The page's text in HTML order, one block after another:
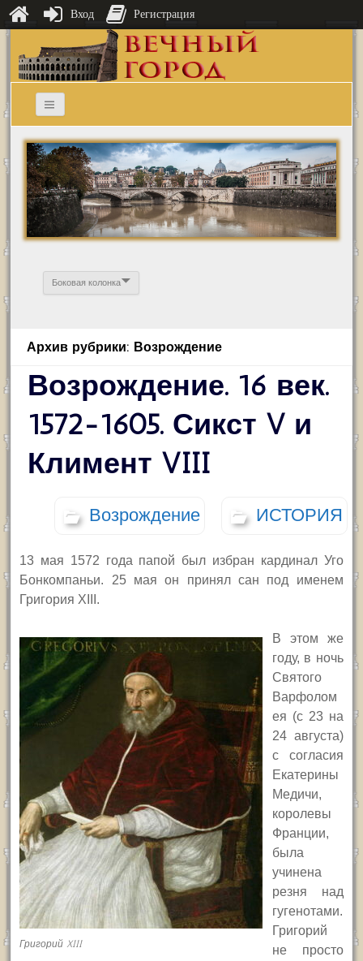
Боковая колонка
Архив рубрики: Возрождение
Возрождение. 16 век.
1572-1605. Сикст V и
Климент VIII
Возрождение ИСТОРИЯ
13 мая 1572 года папой был избран кардинал Уго
Бонкомпаньи. 25 мая он принял сан под именем
Григория XIII.
Григорий XIII
В этом же
году, в ночь
Святого
Варфолом
ея (с 23 на
24 августа)
с согласия
Екатерины
Медичи,
королевы
Франции,
была
учинена
резня над
гугенотами.
Григорий
не просто
Вход Регистрация